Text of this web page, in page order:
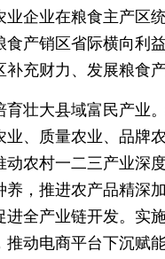
业企业在粮食主产区
食产销区省际横向利
充财力、发展粮食产
壮大县域富民产业
业、质量农业、品牌
动农村一二三产业深
养，推进农产品精深
进全产业链开发。实
推动电商平台下沉赋